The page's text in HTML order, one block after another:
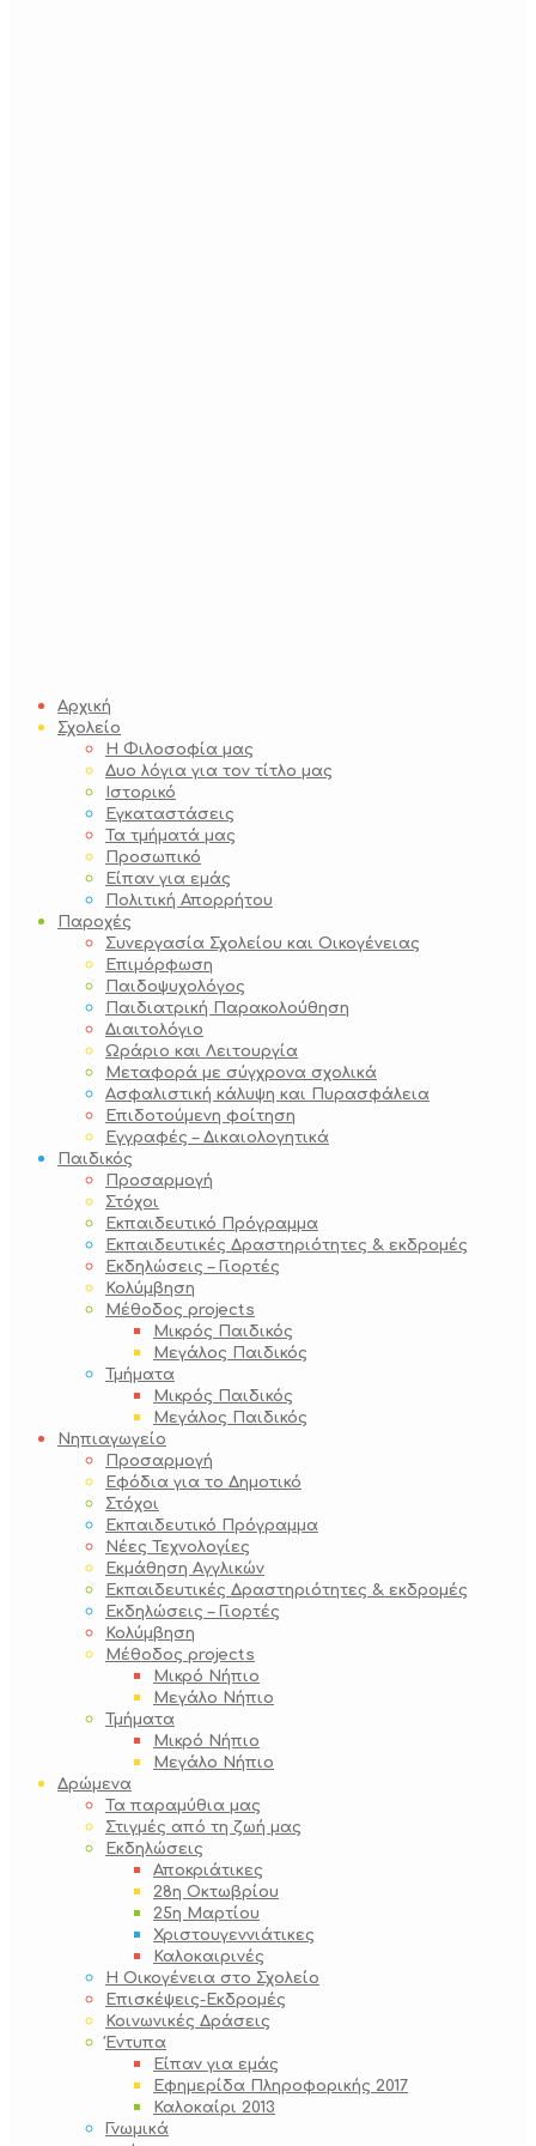
Αρχική
Σχολείο
Η Φιλοσοφία μας
Δυο λόγια για τον τίτλο μας
Ιστορικό
Εγκαταστάσεις
Τα τμήματά μας
Προσωπικό
Είπαν για εμάς
Πολιτική Απορρήτου
Παροχές
Συνεργασία Σχολείου και Οικογένειας
Επιμόρφωση
Παιδοψυχολόγος
Παιδιατρική Παρακολούθηση
Διαιτολόγιο
Ωράριο και Λειτουργία
Μεταφορά με σύγχρονα σχολικά
Ασφαλιστική κάλυψη και Πυρασφάλεια
Επιδοτούμενη φοίτηση
Εγγραφές – Δικαιολογητικά
Παιδικός
Προσαρμογή
Στόχοι
Εκπαιδευτικό Πρόγραμμα
Εκπαιδευτικές Δραστηριότητες & εκδρομές
Εκδηλώσεις – Γιορτές
Κολύμβηση
Μέθοδος projects
Μικρός Παιδικός
Μεγάλος Παιδικός
Τμήματα
Μικρός Παιδικός
Μεγάλος Παιδικός
Νηπιαγωγείο
Προσαρμογή
Εφόδια για το Δημοτικό
Στόχοι
Εκπαιδευτικό Πρόγραμμα
Νέες Τεχνολογίες
Εκμάθηση Αγγλικών
Εκπαιδευτικές Δραστηριότητες & εκδρομές
Εκδηλώσεις – Γιορτές
Κολύμβηση
Μέθοδος projects
Μικρό Νήπιο
Μεγάλο Νήπιο
Τμήματα
Μικρό Νήπιο
Μεγάλο Νήπιο
Δρώμενα
Τα παραμύθια μας
Στιγμές από τη ζωή μας
Εκδηλώσεις
Αποκριάτικες
28η Οκτωβρίου
25η Μαρτίου
Χριστουγεννιάτικες
Καλοκαιρινές
Η Οικογένεια στο Σχολείο
Επισκέψεις-Εκδρομές
Κοινωνικές Δράσεις
Έντυπα
Είπαν για εμάς
Εφημερίδα Πληροφορικής 2017
Καλοκαίρι 2013
Γνωμικά